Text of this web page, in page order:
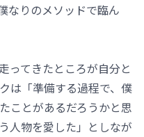
なりのメソッドで臨ん
ってきたところが自分と
は「準備する過程で、僕
ことがあるだろうかと思
人物を愛した」としなが